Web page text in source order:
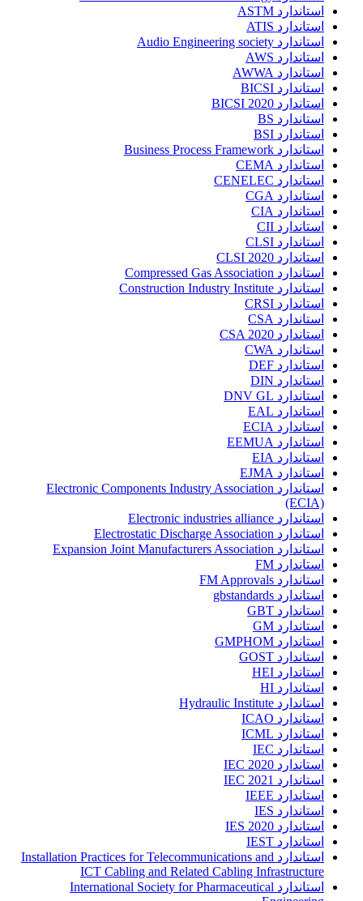
استاندارد ASTM
استاندارد ATIS
استاندارد Audio Engineering society
استاندارد AWS
استاندارد AWWA
استاندارد BICSI
استاندارد BICSI 2020
استاندارد BS
استاندارد BSI
استاندارد Business Process Framework
استاندارد CEMA
استاندارد CENELEC
استاندارد CGA
استاندارد CIA
استاندارد CII
استاندارد CLSI
استاندارد CLSI 2020
استاندارد Compressed Gas Association
استاندارد Construction Industry Institute
استاندارد CRSI
استاندارد CSA
استاندارد CSA 2020
استاندارد CWA
استاندارد DEF
استاندارد DIN
استاندارد DNV GL
استاندارد EAL
استاندارد ECIA
استاندارد EEMUA
استاندارد EIA
استاندارد EJMA
استاندارد Electronic Components Industry Association
(ECIA)
استاندارد Electronic industries alliance
استاندارد Electrostatic Discharge Association
استاندارد Expansion Joint Manufacturers Association
استاندارد FM
استاندارد FM Approvals
استاندارد gbstandards
استاندارد GBT
استاندارد GM
استاندارد GMPHOM
استاندارد GOST
استاندارد HEI
استاندارد HI
استاندارد Hydraulic Institute
استاندارد ICAO
استاندارد ICML
استاندارد IEC
استاندارد IEC 2020
استاندارد IEC 2021
استاندارد IEEE
استاندارد IES
استاندارد IES 2020
استاندارد IEST
استاندارد Installation Practices for Telecommunications and
ICT Cabling and Related Cabling Infrastructure
استاندارد International Society for Pharmaceutical